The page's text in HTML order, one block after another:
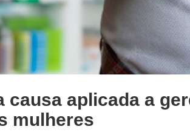
causa aplicada a
mulheres